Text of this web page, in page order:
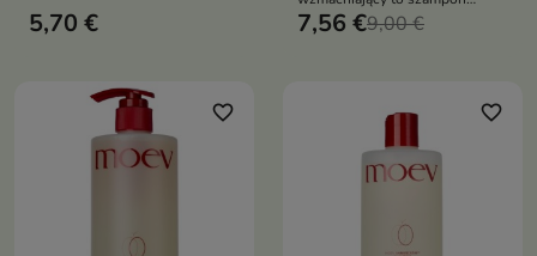
zapewnia efekt zdrowej,
świetlistej cery
5,70 €
oczyszczający i odbudowujący,
7,56 €9,00 €
favorite_border favorite_border